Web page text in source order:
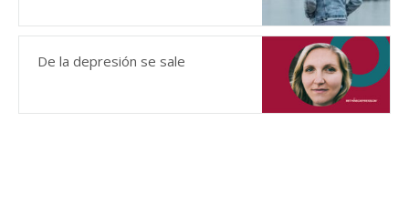
De la depresión se sale